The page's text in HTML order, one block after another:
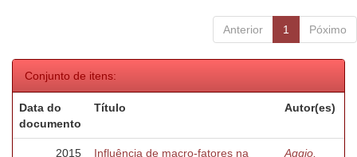
Anterior 1 Póximo
Conjunto de itens:
Data do
documento
Título Autor(es)
2015
Influência de macro-fatores na
Aggio,